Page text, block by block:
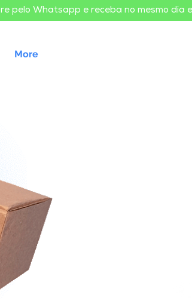
More